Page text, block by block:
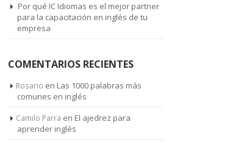
Por qué IC Idiomas es el mejor partner
para la capacitación en inglés de tu
empresa
COMENTARIOS RECIENTES
Rosario en Las 1000 palabras más
comunes en inglés
Camilo Parra en El ajedrez para
aprender inglés